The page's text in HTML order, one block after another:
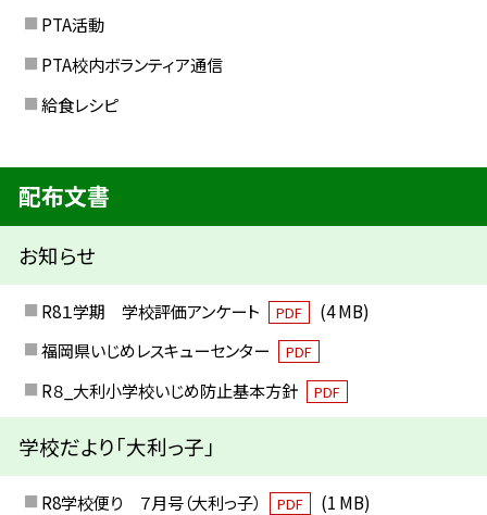
PTA活動
PTA校内ボランティア通信
給食レシピ
配布文書
お知らせ
R8１学期 学校評価アンケート PDF
(4 MB)
福岡県いじめレスキューセンター
PDF
R８_大利小学校いじめ防止基本方針 PDF
学校だより「大利っ子」
R8学校便り ７月号（大利っ子） PDF
(1 MB)